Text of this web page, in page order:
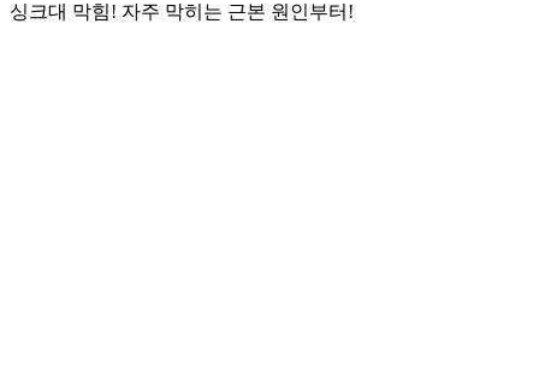
싱크대 막힘! 자주 막히는 근본 원인부터!